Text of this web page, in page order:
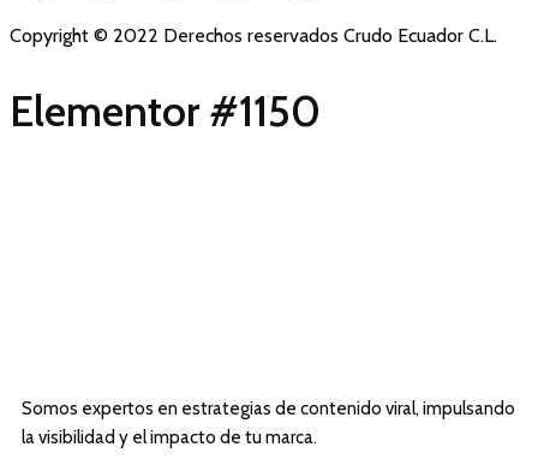
Copyright © 2022 Derechos reservados Crudo Ecuador C.L.
Elementor #1150
Somos expertos en estrategias de contenido viral, impulsando
la visibilidad y el impacto de tu marca.